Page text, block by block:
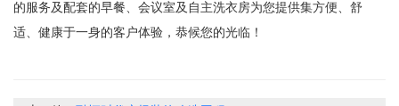
的服务及配套的早餐、会议室及自主洗衣房为您提供集方便、舒
适、健康于一身的客户体验，恭候您的光临！